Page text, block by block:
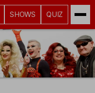
SHOWS QUIZ